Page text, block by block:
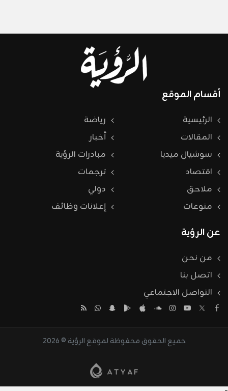
أقسام الموقع
الرئيسية
رياضة
المقالات
أخبار
سوشيال ميديا
مبادرات الرؤية
اقتصاد
ترجمات
ملاحق
دولي
منوعات
إعلانات وظائف
عن الرؤية
من نحن
اتصل بنا
التواصل الاجتماعي
جميع الحقوق محفوظة لموقع الرؤية © 2026